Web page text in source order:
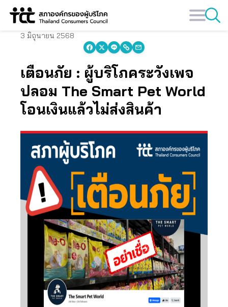
Skip
content
3 มิถุนายน 2568
เตือนภัย : ผู้บริโภคระวังเพจ
ปลอม The Smart Pet World
โอนเงินแล้วไม่ส่งสินค้า